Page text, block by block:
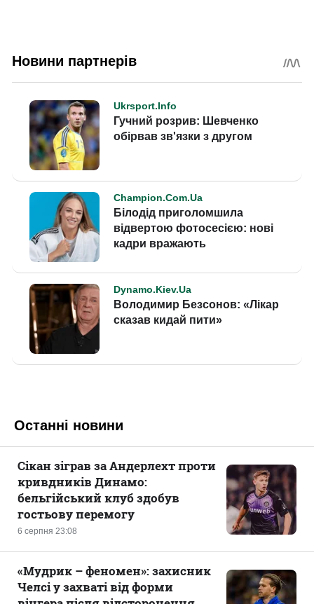
Останні новини
6 серпня 23:08
Сікан зіграв за Андерлехт проти
кривдників Динамо:
бельгійський клуб здобув
гостьову перемогу
«Мудрик – феномен»: захисник
Челсі у захваті від форми